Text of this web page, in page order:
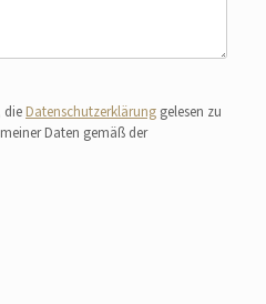
die Datenschutzerklärung gelesen zu
Daten gemäß der